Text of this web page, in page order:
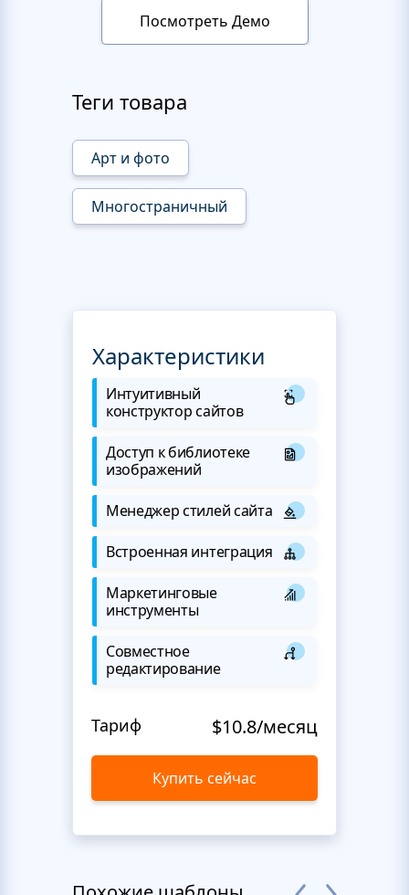
Посмотреть Демо
Теги товара
Арт и фото
Многостраничный
Характеристики
Интуитивный
конструктор сайтов
Доступ к библиотеке
изображений
Менеджер стилей сайта
Встроенная интеграция
Маркетинговые
инструменты
Совместное
редактирование
Тариф $10.8/месяц
Купить сейчас